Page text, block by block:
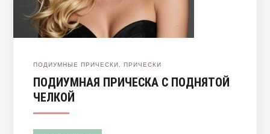
ПОДИУМНЫЕ ПРИЧЕСКИ ПРИЧЕСКИ
ПОДИУМНАЯ ПРИЧЕСКА С ПОДНЯТОЙ
ЧЕЛКОЙ